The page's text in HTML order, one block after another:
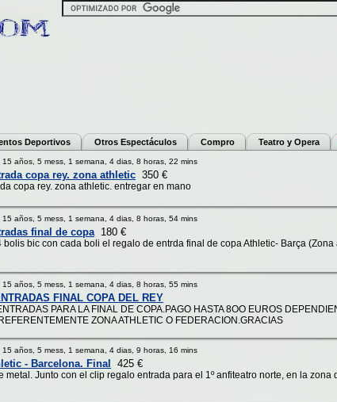
Deportivos Otros Espectáculos Compro Teatro y Opera
años, 5 mess, 1 semana, 4 dias, 8 horas, 22 mins
copa rey. zona athletic 350 €
copa rey. zona athletic. entregar en mano
años, 5 mess, 1 semana, 4 dias, 8 horas, 54 mins
final de copa180 €
bolis bic con cada boli el regalo de entrda final de copa Athletic- Barça
años, 5 mess, 1 semana, 4 dias, 8 horas, 55 mins
FINAL COPA DEL REY
PARA LA FINAL DE COPA.PAGO HASTA 8OO EUROS
ZONA ATHLETIC O FEDERACION.GRACIAS
años, 5 mess, 1 semana, 4 dias, 9 horas, 16 mins
- Barcelona. Final 425 €
metal. Junto con el clip regalo entrada para el 1º anfiteatro norte, en la zona